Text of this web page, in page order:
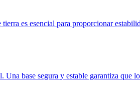
es esencial para proporcionar
base segura y estable garantiza